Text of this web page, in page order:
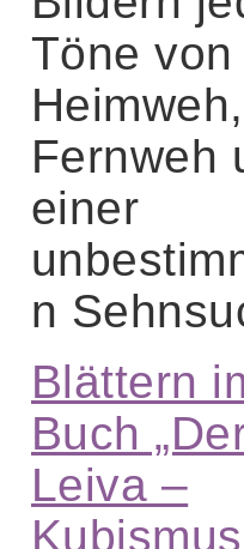
Töne von
Heimweh,
Fernweh
einer
n
Blättern
Buch
Leiva –